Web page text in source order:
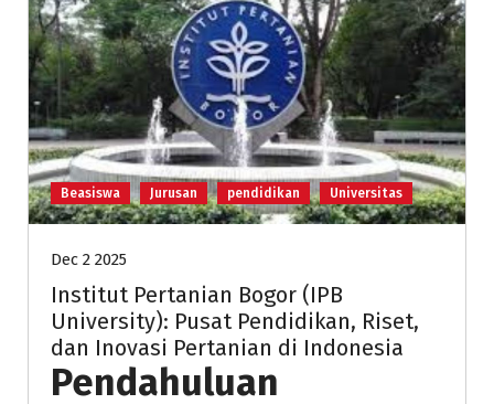
Beasiswa Jurusan pendidikan Universitas
Dec 2 2025
Institut Pertanian Bogor (IPB
University): Pusat Pendidikan, Riset,
dan Inovasi Pertanian di Indonesia
Pendahuluan